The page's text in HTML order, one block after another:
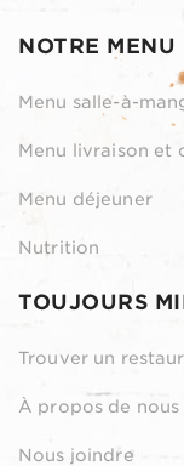
NOTRE MENU
Menu salle-à-
Menu livraison et
Menu déjeuner
Nutrition
TOUJOURS
Trouver un
À propos de nous
Nous joindre